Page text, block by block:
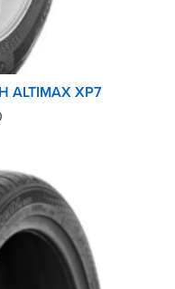
ALTIMAX XP7